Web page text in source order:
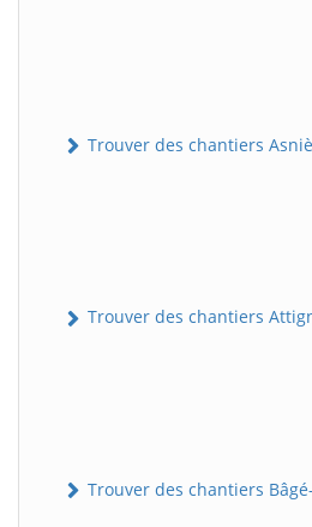
Trouver des chantiers
Trouver des chantiers
Trouver des chantiers